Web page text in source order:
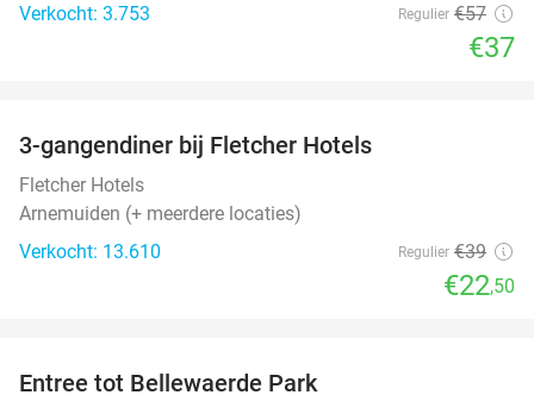
Verkocht: 3.753
Regulier €57
€37
3-gangendiner bij Fletcher Hotels
Fletcher Hotels
Arnemuiden (+ meerdere locaties)
Verkocht: 13.610
Regulier €39
€22,50
Entree tot Bellewaerde Park